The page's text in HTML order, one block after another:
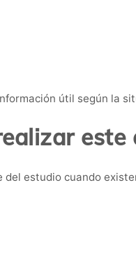
útil según la
este
estudio cuando